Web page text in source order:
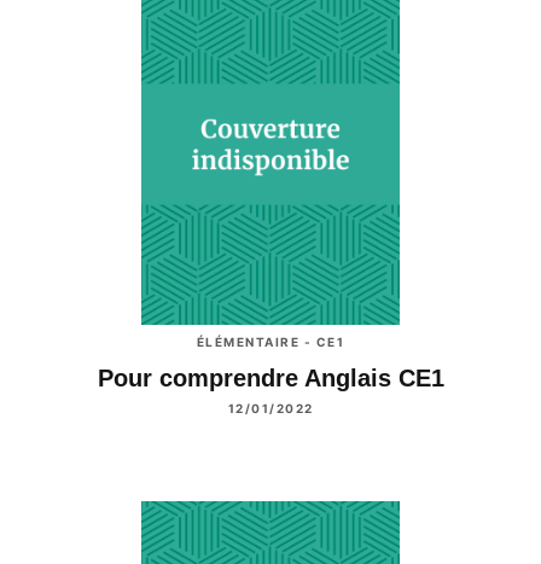
ÉLÉMENTAIRE - CE1
Pour comprendre Anglais CE1
12/01/2022